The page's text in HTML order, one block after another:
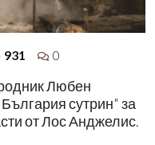
931 0
Любен
сутрин" за
от Лос Анджелис.